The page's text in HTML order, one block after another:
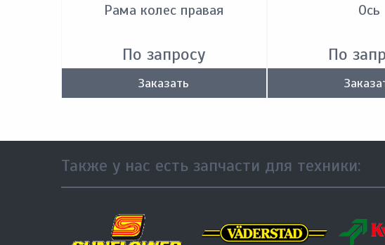
Рама колес правая
По запросу
Заказать
Ось
По
Также у нас есть запчасти для техники: